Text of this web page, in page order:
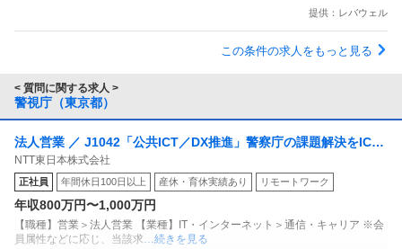
提供：レバウェル
この条件の求人をもっと見る
< 質問に関する求人 >
警視庁（東京都）
法人営業 ／ J1042「公共ICT／DX推進」警察庁の課題解決をICT
やDXで実現するコンサルティング営業
NTT東日本株式会社
正社員 年間休日100日以上 産休・育休実績あり リモートワーク
年収800万円〜1,000万円
【職種】営業＞法人営業 【業種】IT・インターネット＞通信・キャリア ※会
員属性などに応じ、当該求…続きを見る